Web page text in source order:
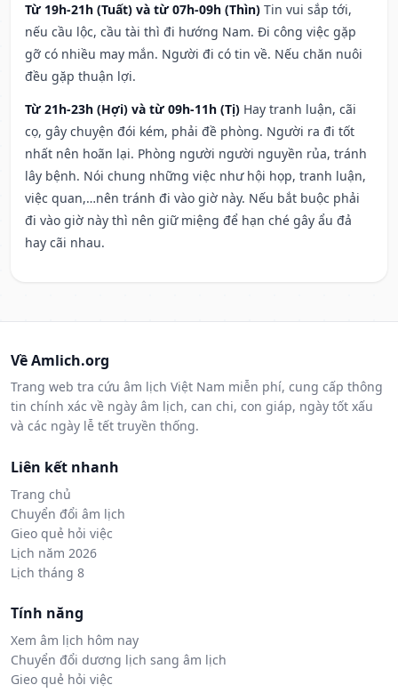
Từ 19h-21h (Tuất) và từ 07h-09h (Thìn) Tin vui sắp tới,
nếu cầu lộc, cầu tài thì đi hướng Nam. Đi công việc gặp
gỡ có nhiều may mắn. Người đi có tin về. Nếu chăn nuôi
đều gặp thuận lợi.
Từ 21h-23h (Hợi) và từ 09h-11h (Tị) Hay tranh luận, cãi
cọ, gây chuyện đói kém, phải đề phòng. Người ra đi tốt
nhất nên hoãn lại. Phòng người người nguyền rủa, tránh
lây bệnh. Nói chung những việc như hội họp, tranh luận,
việc quan,…nên tránh đi vào giờ này. Nếu bắt buộc phải
đi vào giờ này thì nên giữ miệng để hạn ché gây ẩu đả
hay cãi nhau.
Về Amlich.org
Trang web tra cứu âm lịch Việt Nam miễn phí, cung cấp thông
tin chính xác về ngày âm lịch, can chi, con giáp, ngày tốt xấu
và các ngày lễ tết truyền thống.
Liên kết nhanh
Trang chủ
Chuyển đổi âm lịch
Gieo quẻ hỏi việc
Lịch năm 2026
Lịch tháng 8
Tính năng
Xem âm lịch hôm nay
Chuyển đổi dương lịch sang âm lịch
Gieo quẻ hỏi việc